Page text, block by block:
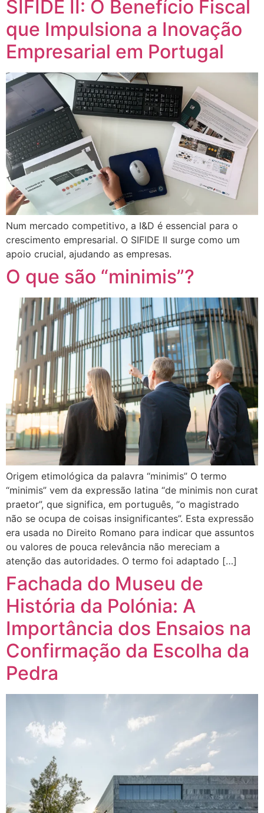
SIFIDE II: O Benefício Fiscal
que Impulsiona a Inovação
Empresarial em Portugal
Num mercado competitivo, a I&D é essencial para o
crescimento empresarial. O SIFIDE II surge como um
apoio crucial, ajudando as empresas.
O que são “minimis”?
Origem etimológica da palavra “minimis” O termo
“minimis” vem da expressão latina “de minimis non curat
praetor”, que significa, em português, “o magistrado
não se ocupa de coisas insignificantes”. Esta expressão
era usada no Direito Romano para indicar que assuntos
ou valores de pouca relevância não mereciam a
atenção das autoridades. O termo foi adaptado […]
Fachada do Museu de
História da Polónia: A
Importância dos Ensaios na
Confirmação da Escolha da
Pedra